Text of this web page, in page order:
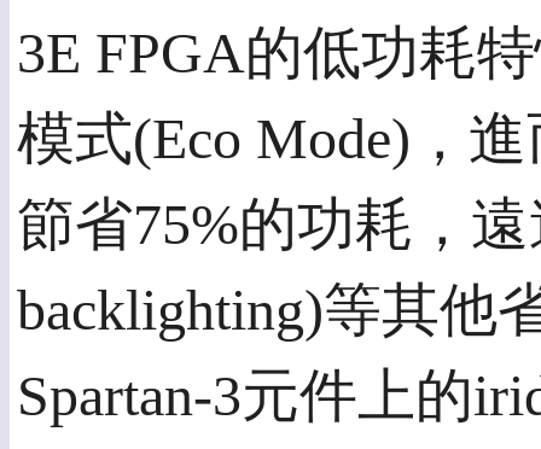
3E FPGA的低功耗
模式(Eco Mode)，
節省75%的功耗，
backlighting)等其他
Spartan-3元件上的